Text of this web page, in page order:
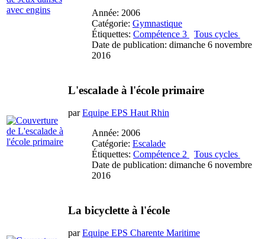
Année: 2006
Catégorie: Gymnastique
Étiquettes: Compétence 3
Tous cycles
Date de publication: dimanche 6 novembre
2016
L'escalade à l'école primaire
parEquipe EPS Haut Rhin
Année: 2006
Catégorie: Escalade
Étiquettes: Compétence 2
Tous cycles
Date de publication: dimanche 6 novembre
2016
La bicyclette à l'école
parEquipe EPS Charente Maritime